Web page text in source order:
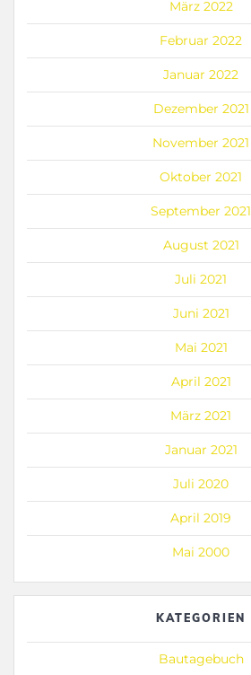
März 2022
Februar 2022
Januar 2022
Dezember 2021
November 2021
Oktober 2021
September 2021
August 2021
Juli 2021
Juni 2021
Mai 2021
April 2021
März 2021
Januar 2021
Juli 2020
April 2019
Mai 2000
KATEGORIEN
Bautagebuch